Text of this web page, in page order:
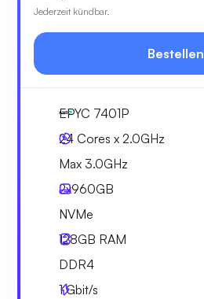
Jederzeit kündbar.
Bestellen
EPYC 7401P
24 Cores x 2.0GHz
Max 3.0GHz
2x960GB
NVMe
128GB RAM
DDR4
1Gbit/s